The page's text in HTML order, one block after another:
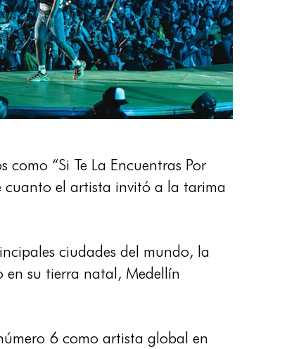
“Si Te La Encuentras Por
cuanto el artista invitó a la tarima
ciudades del mundo, la
en su tierra natal, Medellín
6 como artista global en